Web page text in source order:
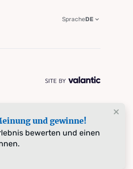
und gewinne!
bewerten und einen
SpracheDE